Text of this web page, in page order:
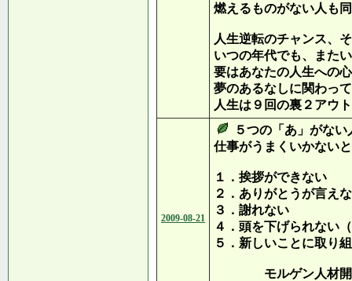
燃えるものがない人も
人生逆転のチャンス、
いつの年代でも、また
要はあなたの人生への
夢のあるなしに関わっ
人生は９回の裏２アウ
2009-08-21
５つの「あ」がない
仕事がうまくいかない
１．挨拶ができない
２．ありがとうが言え
３．謝れない
４．頭を下げられない
５．新しいことに取り
モルゲン人材開発